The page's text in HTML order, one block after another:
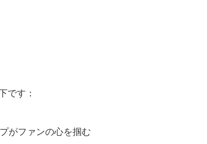
です：
がファンの心を掴む